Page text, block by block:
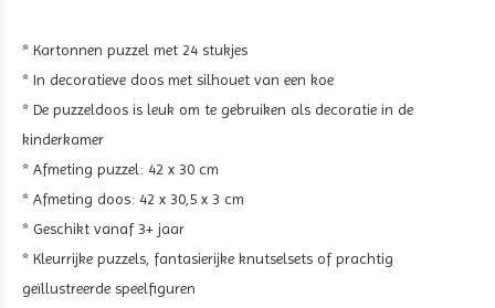
* Kartonnen puzzel met 24 stukjes
* In decoratieve doos met silhouet van een koe
* De puzzeldoos is leuk om te gebruiken als decoratie in de
kinderkamer
* Afmeting puzzel: 42 x 30 cm
* Afmeting doos: 42 x 30,5 x 3 cm
* Geschikt vanaf 3+ jaar
* Kleurrijke puzzels, fantasierijke knutselsets of prachtig
geïllustreerde speelfiguren